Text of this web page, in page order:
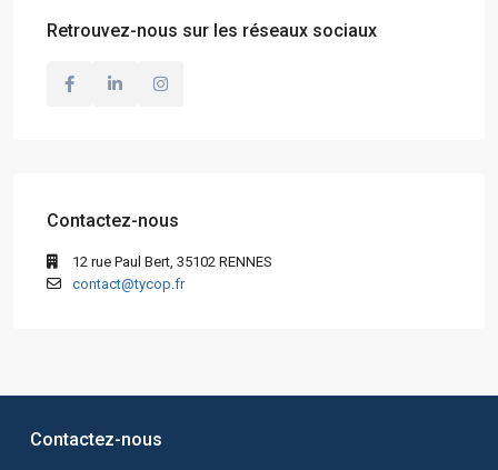
Retrouvez-nous sur les réseaux sociaux
Contactez-nous
12 rue Paul Bert, 35102 RENNES
contact@tycop.fr
Contactez-nous